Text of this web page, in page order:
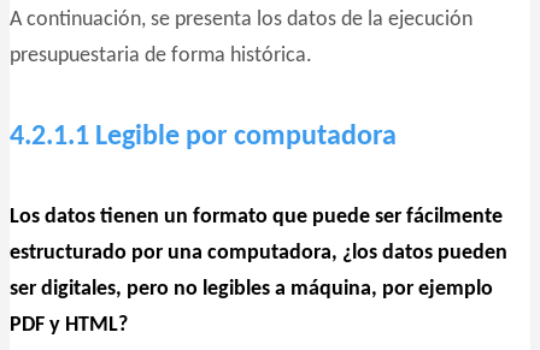
A continuación, se presenta los datos de la ejecución
presupuestaria de forma histórica.
4.2.1.1 Legible por computadora
Los datos tienen un formato que puede ser fácilmente
estructurado por una computadora, ¿los datos pueden
ser digitales, pero no legibles a máquina, por ejemplo
PDF y HTML?